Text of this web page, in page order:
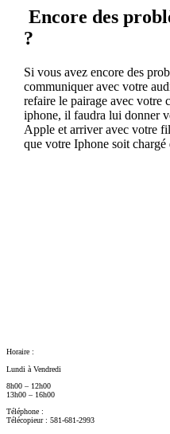
Encore des
?
Si vous avez encore des
communiquer avec votre
refaire le pairage avec votre
iphone, il faudra lui donner
Apple et arriver avec votre
que votre Iphone soit chargé
Horaire :
Lundi à Vendredi
8h00 – 12h00
13h00 – 16h00
Téléphone :
Télécopieur : 581-681-2993